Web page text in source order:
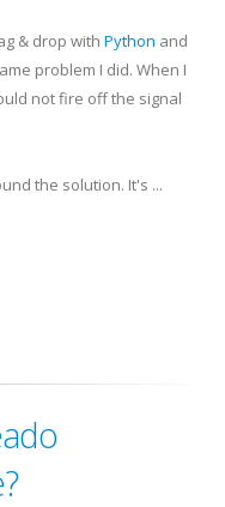
& drop with Python and
problem I did. When I
not fire off the signal
the solution. It's ...